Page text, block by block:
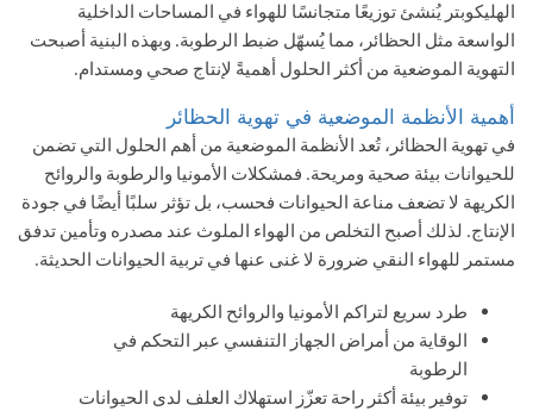
الهليكوبتر يُنشئ توزيعًا متجانسًا للهواء في المساحات الداخلية
الواسعة مثل الحظائر، مما يُسهّل ضبط الرطوبة. وبهذه البنية أصبحت
التهوية الموضعية من أكثر الحلول أهميةً لإنتاج صحي ومستدام.
أهمية الأنظمة الموضعية في تهوية الحظائر
في تهوية الحظائر، تُعد الأنظمة الموضعية من أهم الحلول التي تضمن
للحيوانات بيئة صحية ومريحة. فمشكلات الأمونيا والرطوبة والروائح
الكريهة لا تضعف مناعة الحيوانات فحسب، بل تؤثر سلبًا أيضًا في جودة
الإنتاج. لذلك أصبح التخلص من الهواء الملوث عند مصدره وتأمين تدفق
مستمر للهواء النقي ضرورة لا غنى عنها في تربية الحيوانات الحديثة.
طرد سريع لتراكم الأمونيا والروائح الكريهة
الوقاية من أمراض الجهاز التنفسي عبر التحكم في
الرطوبة
توفير بيئة أكثر راحة تعزّز استهلاك العلف لدى الحيوانات